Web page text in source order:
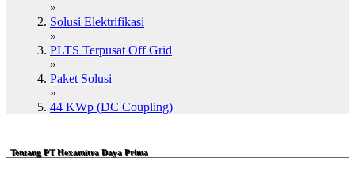
»
Solusi Elektrifikasi
»
PLTS Terpusat Off Grid
»
Paket Solusi
»
44 KWp (DC Coupling)
Tentang PT Hexamitra Daya Prima